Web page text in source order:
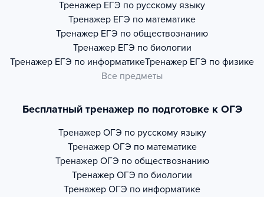
Тренажер ЕГЭ по русскому языку
Тренажер ЕГЭ по математике
Тренажер ЕГЭ по обществознанию
Тренажер ЕГЭ по биологии
Тренажер ЕГЭ по информатикеТренажер ЕГЭ по физике
Все предметы
Бесплатный тренажер по подготовке к ОГЭ
Тренажер ОГЭ по русскому языку
Тренажер ОГЭ по математике
Тренажер ОГЭ по обществознанию
Тренажер ОГЭ по биологии
Тренажер ОГЭ по информатике